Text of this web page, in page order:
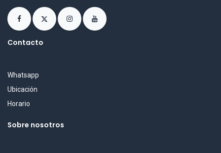
Contacto
Whatsapp
Ubicación
Horario
Sobre nosotros